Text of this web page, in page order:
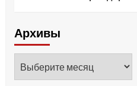
Архивы